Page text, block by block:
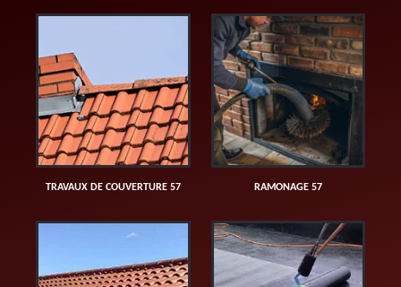
TRAVAUX DE COUVERTURE 57 RAMONAGE 57